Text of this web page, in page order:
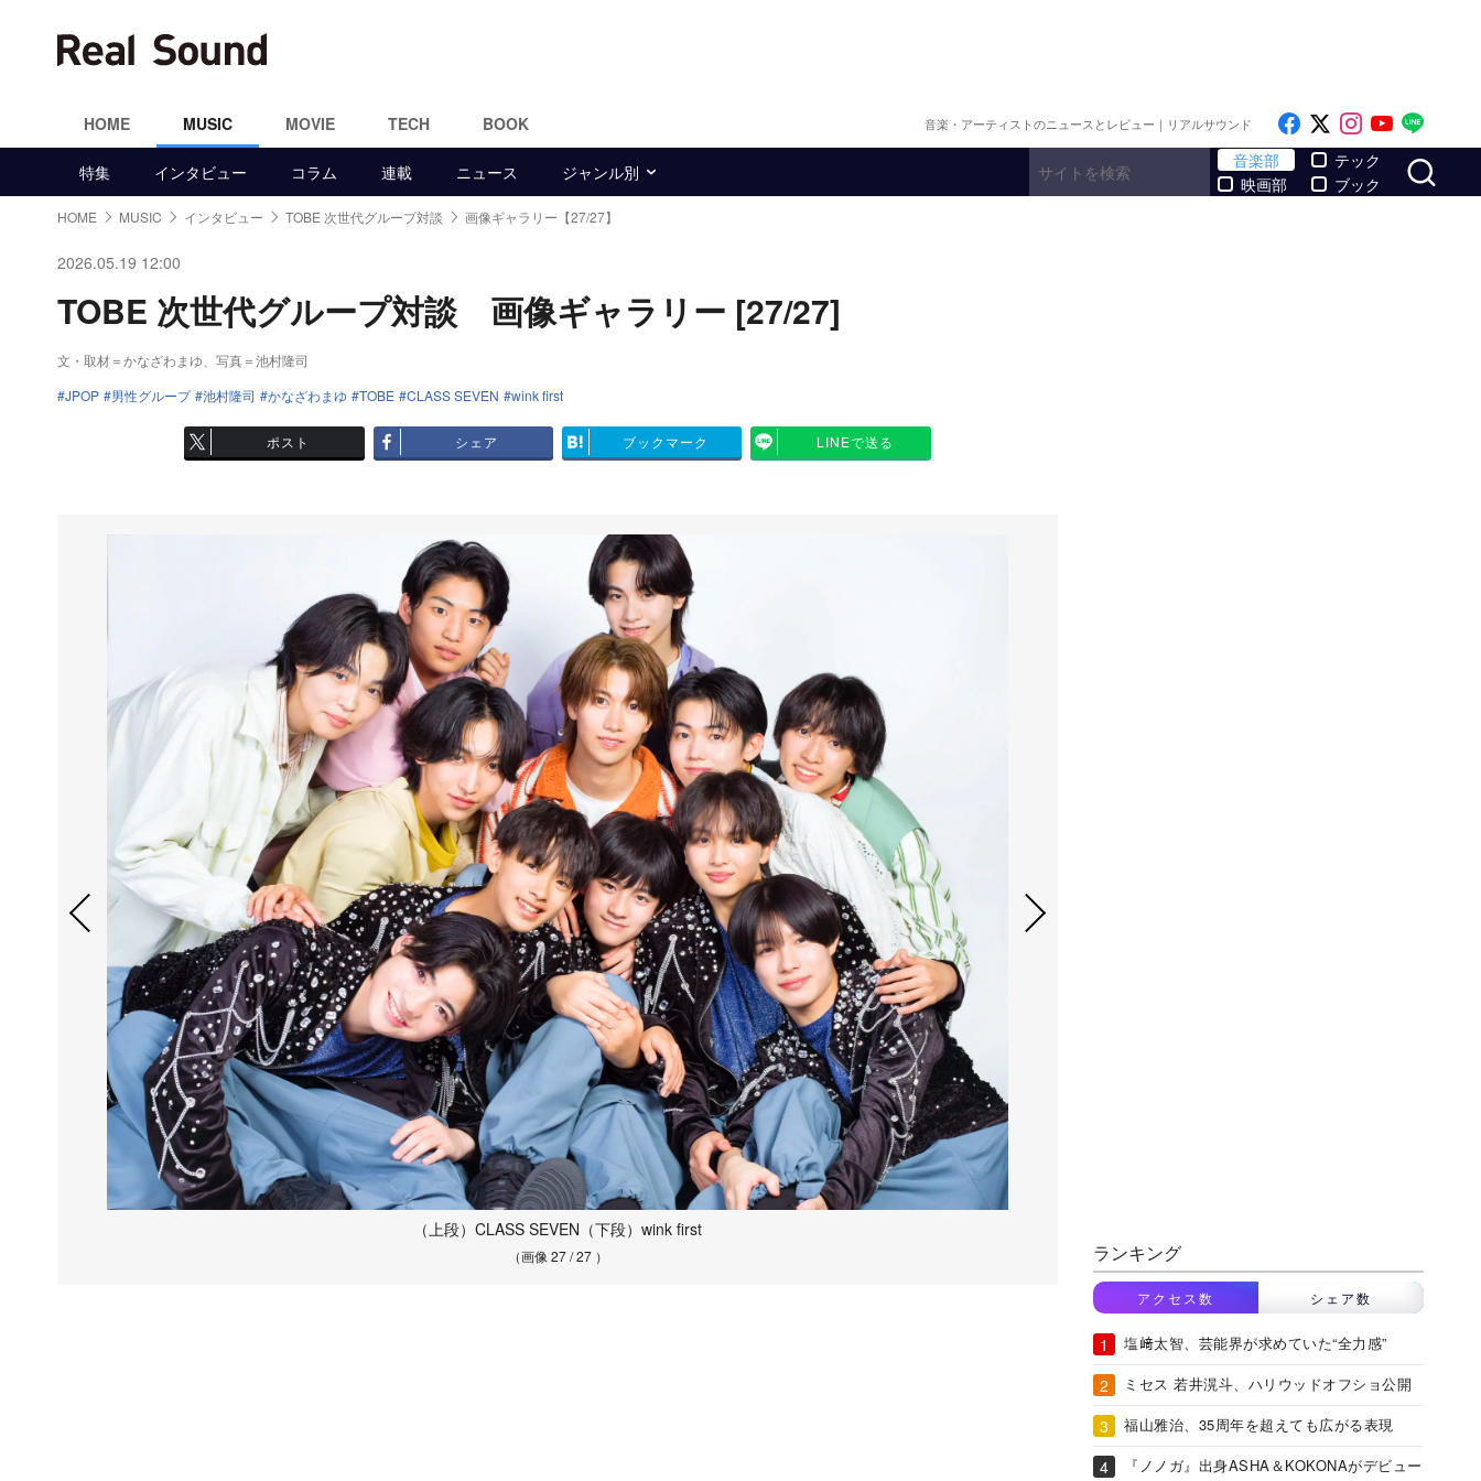
HOME MUSIC MOVIE TECH BOOK 音楽・アーティストのニュースとレビュー｜リアルサウンド Like on Facebook
Follow on x
Follow on
Follow
特集 インタビュー コラム 連載 ニュース ジャンル別
音楽部
映画部
テック
ブック
HOME MUSIC インタビュー TOBE 次世代グループ対談 画像ギャラリー【27/27】
2026.05.19 12:00
TOBE 次世代グループ対談 画像ギャラリー [27/27]
文・取材＝かなざわまゆ、写真＝池村隆司
JPOP
男性グループ 池村隆司 かなざわまゆ TOBE CLASS SEVEN wink first
ポスト シェア ブックマーク LINEで送る
（上段）CLASS SEVEN（下段）wink first
（画像 27 / 27 ） ランキング
アクセス数 シェア数
塩﨑太智、芸能界が求めていた“全力感”
ミセス 若井滉斗、ハリウッドオフショ公開
福山雅治、35周年を超えても広がる表現
『ノノガ』出身ASHA＆KOKONAがデビュー